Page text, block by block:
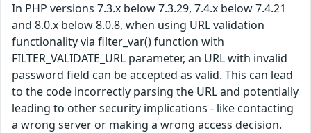
In PHP versions 7.3.x below 7.3.29, 7.4.x below 7.4.21
and 8.0.x below 8.0.8, when using URL validation
functionality via filter_var() function with
FILTER_VALIDATE_URL parameter, an URL with invalid
password field can be accepted as valid. This can lead
to the code incorrectly parsing the URL and potentially
leading to other security implications - like contacting
a wrong server or making a wrong access decision.